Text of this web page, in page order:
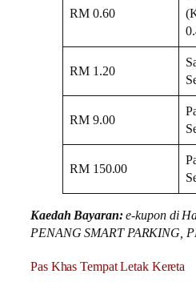
RM 0.60
RM 1.20
RM 9.00
RM 150.00
Kaedah Bayaran:e-kupon di
PENANG SMART PARKING,
Pas Khas Tempat Letak Kereta